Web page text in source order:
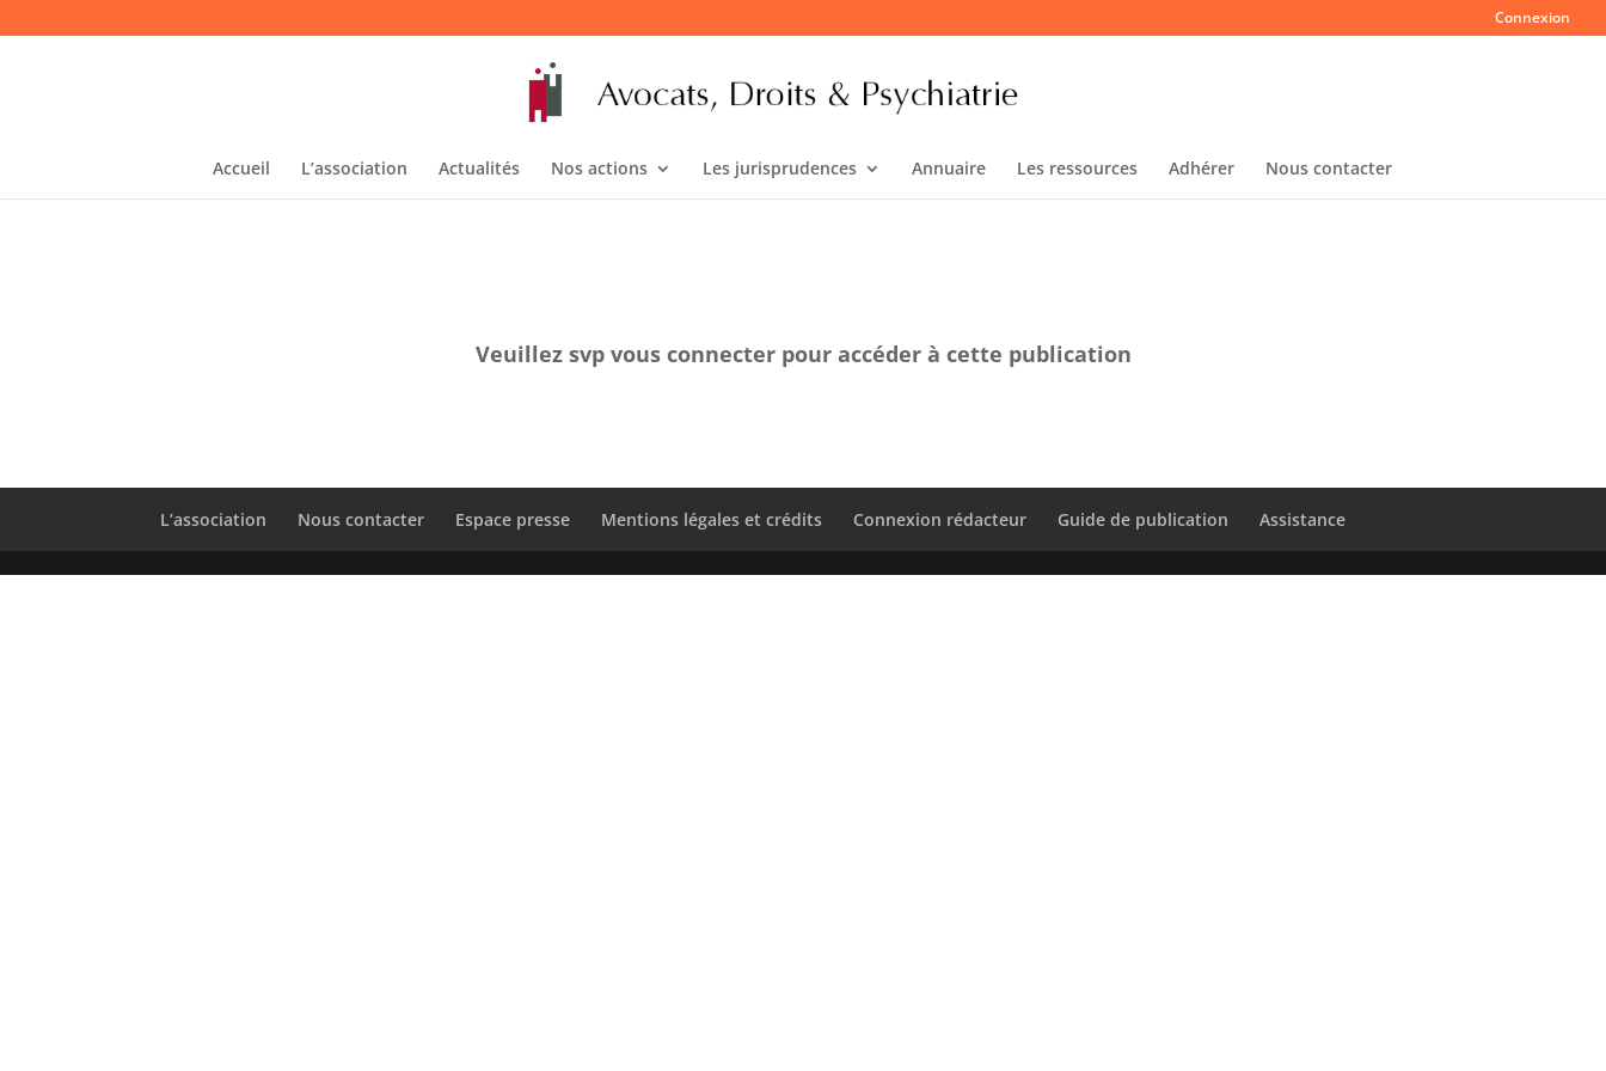
Connexion
Accueil L’association Actualités Nos actions Les jurisprudences Annuaire Les ressources Adhérer Nous contacter
Veuillez svp vous connecter pour accéder à cette publication
L’association Nous contacter Espace presse Mentions légales et crédits Connexion rédacteur Guide de publication Assistance